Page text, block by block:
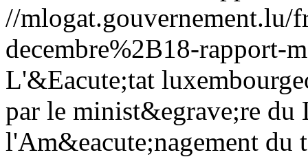
//mlogat.gouvernement.lu/
decembre%2B18-rapport-
L'&Eacute;tat
par le minist&egrave;re du
l'Am&eacute;nagement